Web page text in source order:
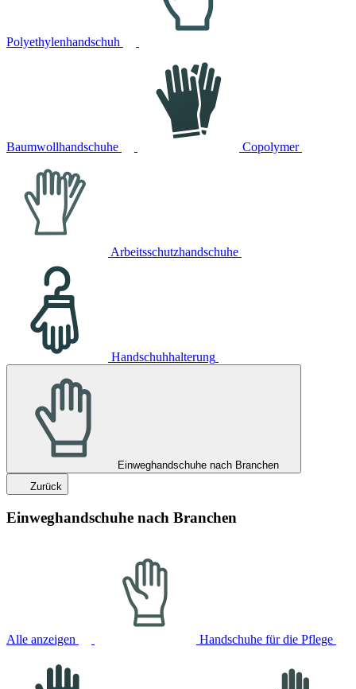
Polyethylenhandschuh
Baumwollhandschuhe Copolymer
Arbeitsschutzhandschuhe
Handschuhhalterung
Einweghandschuhe nach Branchen
Zurück
Einweghandschuhe nach Branchen
Alle anzeigen Handschuhe für die Pflege